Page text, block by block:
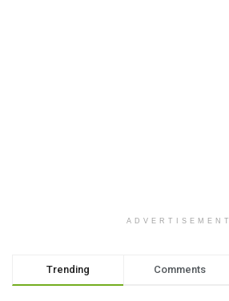
ADVERTISEMENT
Trending Comments